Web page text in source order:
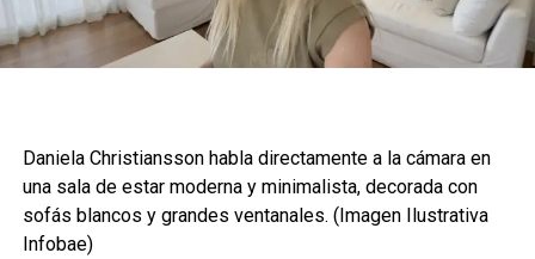
Daniela Christiansson habla directamente a la cámara en
una sala de estar moderna y minimalista, decorada con
sofás blancos y grandes ventanales. (Imagen Ilustrativa
Infobae)